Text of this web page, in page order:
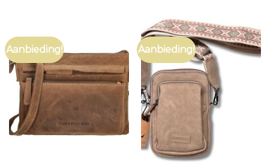
Aanbieding! Aanbieding!